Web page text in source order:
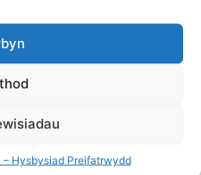
Hysbysiad Preifatrwydd